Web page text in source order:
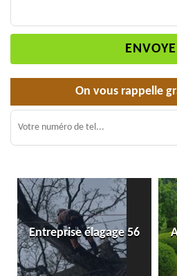
On vous rappelle
Entreprise élagage 56